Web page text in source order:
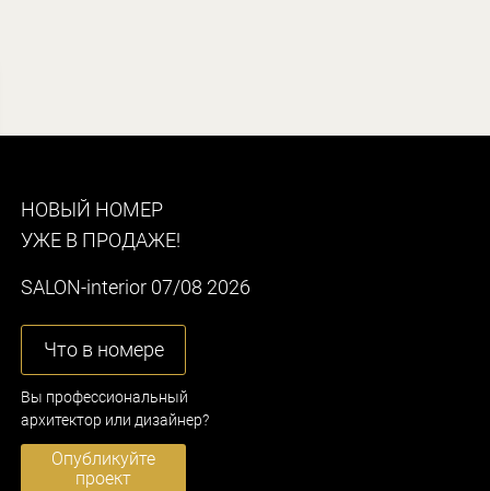
НОВЫЙ НОМЕР
УЖЕ В ПРОДАЖЕ!
SALON-interior 07/08 2026
Что в номере
Вы профессиональный
архитектор или дизайнер?
Опубликуйте
проект